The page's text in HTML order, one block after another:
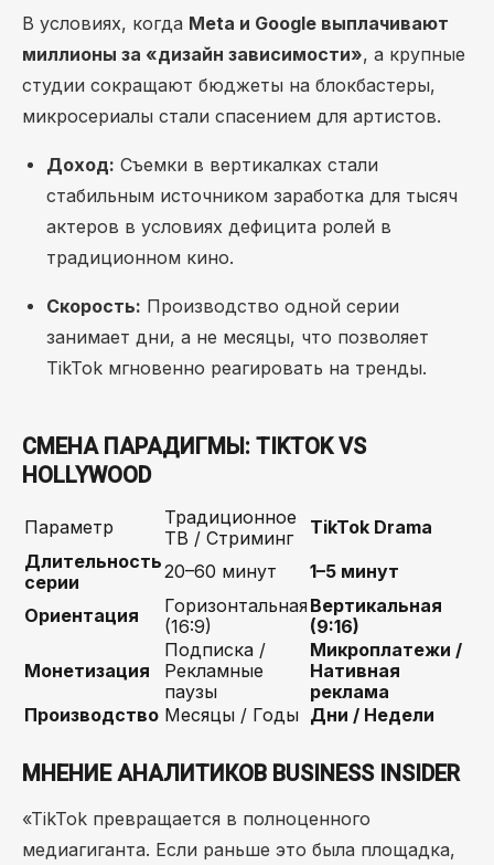
В условиях, когда Meta и Google выплачивают
миллионы за «дизайн зависимости», а крупные
студии сокращают бюджеты на блокбастеры,
микросериалы стали спасением для артистов.
Доход: Съемки в вертикалках стали
стабильным источником заработка для тысяч
актеров в условиях дефицита ролей в
традиционном кино.
Скорость: Производство одной серии
занимает дни, а не месяцы, что позволяет
TikTok мгновенно реагировать на тренды.
СМЕНА ПАРАДИГМЫ: TIKTOK VS
HOLLYWOOD
Параметр
Традиционное
ТВ / Стриминг
TikTok Drama
Длительность
серии
20–60 минут
1–5 минут
Ориентация
Горизонтальная
(16:9)
Вертикальная
(9:16)
Монетизация
Подписка /
Рекламные
паузы
Микроплатежи /
Нативная
реклама
Производство Месяцы / Годы Дни / Недели
МНЕНИЕ АНАЛИТИКОВ BUSINESS INSIDER
«TikTok превращается в полноценного
медиагиганта. Если раньше это была площадка,